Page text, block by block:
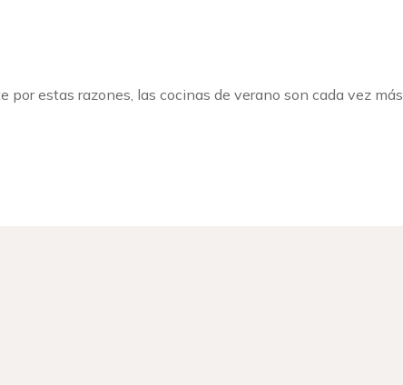
estas razones, las cocinas de verano son cada vez más